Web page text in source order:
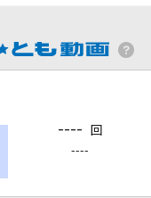
---- 回
----